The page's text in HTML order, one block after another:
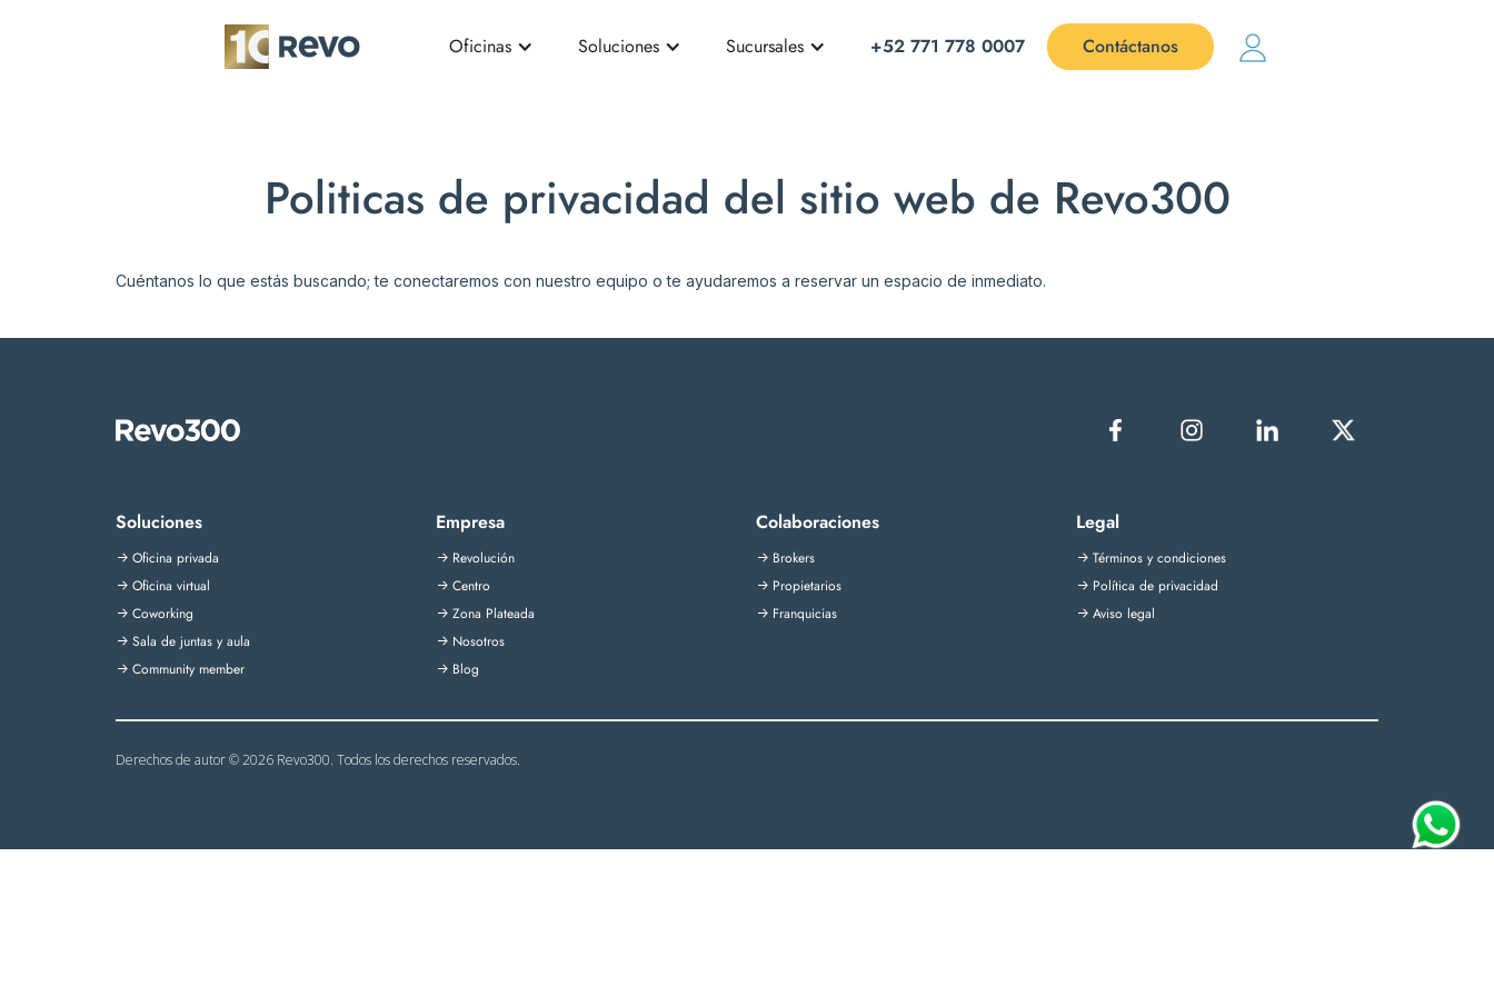
Oficinas Soluciones Sucursales +52 771 778 0007 Contáctanos
Politicas de privacidad del sitio web de Revo300
Cuéntanos lo que estás buscando; te conectaremos con nuestro equipo o te ayudaremos a reservar un espacio de inmediato.
Soluciones
-> Oficina privada
-> Oficina virtual
-> Coworking
-> Sala de juntas y aula
-> Community member
Empresa
-> Revolución
-> Centro
-> Zona Plateada
-> Nosotros
-> Blog
Colaboraciones
-> Brokers
-> Propietarios
-> Franquicias
Legal
-> Términos y condiciones
-> Política de privacidad
-> Aviso legal
Derechos de autor © 2026 Revo300. Todos los derechos reservados.